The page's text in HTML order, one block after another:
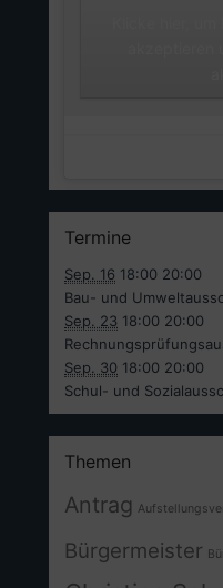
Termine
Sep. 16 18:00 20:00
Bau- und
Sep. 23 18:00 20:00
Sep. 30 18:00 20:00
Schul- und
Themen
Antrag
Bürgermeister